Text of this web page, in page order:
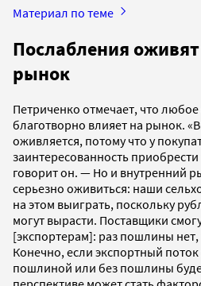
Материал по теме
Послабления
рынок
Петриченко отмечает, что
благотворно влияет на рынок.
оживляется, потому что у
заинтересованность
говорит он. — Но и внутренний
серьезно оживиться: наши
на этом выиграть, поскольку
могут вырасти. Поставщики
[экспортерам]: раз пошлины
Конечно, если экспортный
пошлиной или без пошлины